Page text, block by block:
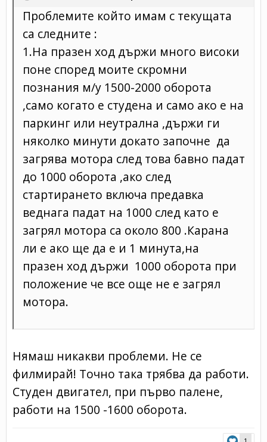
Проблемите който имам с текущата
са следните :
1.На празен ход държи много високи
поне според моите скромни
познания м/у 1500-2000 оборота
,само когато е студена и само ако е на
паркинг или неутрална ,държи ги
няколко минути докато започне да
загрява мотора след това бавно падат
до 1000 оборота ,ако след
стартирането включа предавка
веднага падат на 1000 след като е
загрял мотора са около 800 .Карана
ли е ако ще да е и 1 минута,на
празен ход държи 1000 оборота при
положение че все още не е загрял
мотора.
Нямаш никакви проблеми. Не се
филмирай! Точно така трябва да работи.
Студен двигател, при първо палене,
работи на 1500 -1600 оборота.